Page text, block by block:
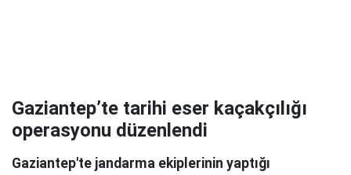
Gaziantep’te tarihi eser kaçakçılığı
operasyonu düzenlendi
Gaziantep'te jandarma ekiplerinin yaptığı